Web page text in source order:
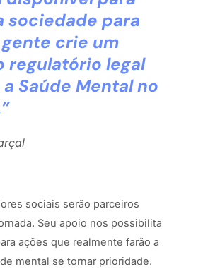
sociedade para
crie um
regulatório legal
Saúde Mental no
sociais serão parceiros
Seu apoio nos possibilita
ações que realmente farão a
mental se tornar prioridade.